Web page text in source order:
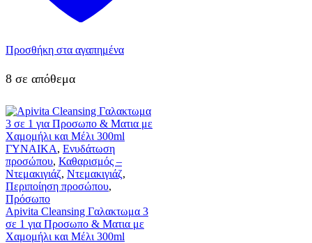
Προσθήκη στα αγαπημένα
8 σε απόθεμα
ΓΥΝΑΙΚΑ, Ενυδάτωση
προσώπου, Καθαρισμός –
Ντεμακιγιάζ, Ντεμακιγιάζ,
Περιποίηση προσώπου,
Πρόσωπο
Apivita Cleansing Γαλακτωμα 3
σε 1 για Προσωπο & Ματια με
Χαμομήλι και Μέλι 300ml